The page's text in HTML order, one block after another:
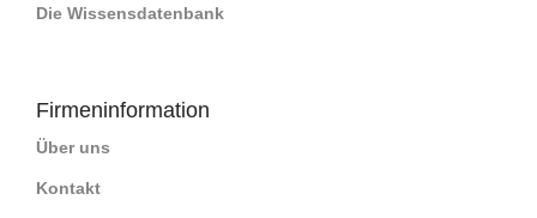
Die Wissensdatenbank
Firmeninformation
Über uns
Kontakt